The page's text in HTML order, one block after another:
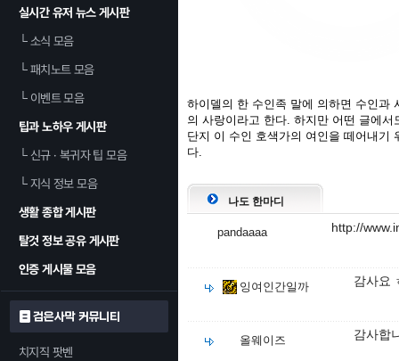
실시간 유저 뉴스 게시판
└소식 모음
└패치노트 모음
└이벤트 모음
팁과 노하우 게시판
└신규 · 복귀자 팁 모음
└지식 정보 모음
생활 종합 게시판
탈것 정보 공유 게시판
인증 게시물 모음
검은사막 커뮤니티
치지직 팟벤
하이델의 한 수인족 말에 의하면 수인과
의 사랑이라고 한다. 하지만 어떤 글에
단지 이 수인 호색가의 여인을 떼어내기
다.
나도 한마디
pandaaaa http://
잉여인간일까 감사요
올웨이즈 감사합